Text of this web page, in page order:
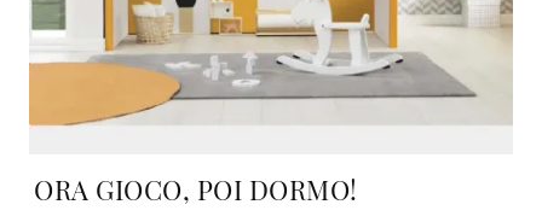
ORA GIOCO, POI DORMO!